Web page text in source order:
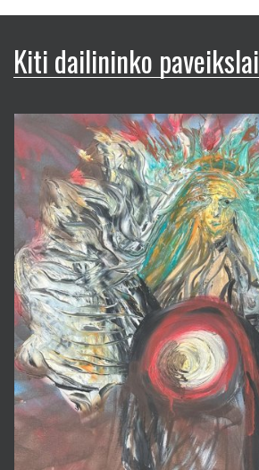
Kiti dailininko paveikslai